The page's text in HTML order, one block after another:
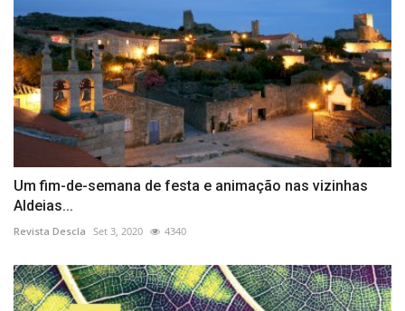
Um fim-de-semana de festa e animação nas vizinhas
Aldeias...
Revista Descla Set 3, 2020 4340